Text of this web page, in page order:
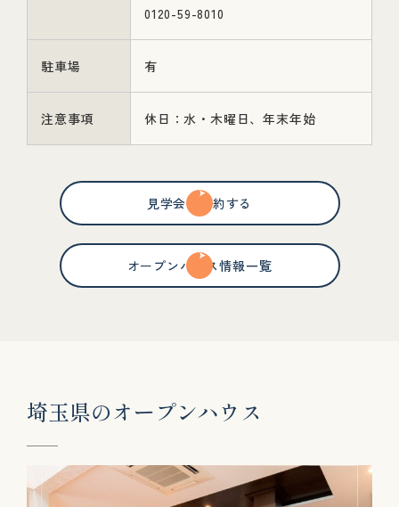
0120-59-8010
駐車場 有
注意事項 休日：水・木曜日、年末年始
見学会を予約する
オープンハウス情報一覧
埼玉県のオープンハウ ス